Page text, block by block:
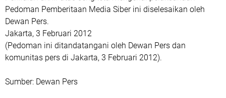
Pedoman Pemberitaan Media Siber ini diselesaikan oleh
Dewan Pers.
Jakarta, 3 Februari 2012
(Pedoman ini ditandatangani oleh Dewan Pers dan
komunitas pers di Jakarta, 3 Februari 2012).
Sumber: Dewan Pers